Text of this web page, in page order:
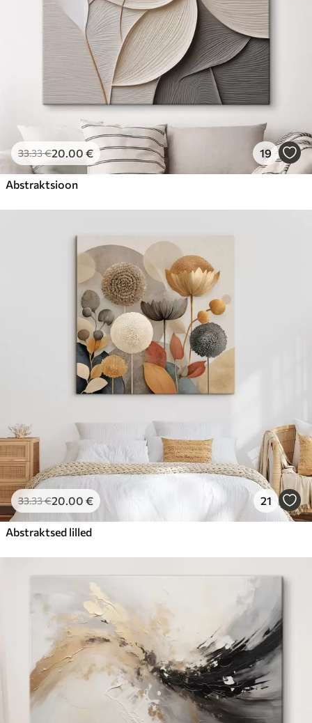
33.33€20.00 € 19
Abstraktsioon
33.33€20.00 € 21
Abstraktsed lilled